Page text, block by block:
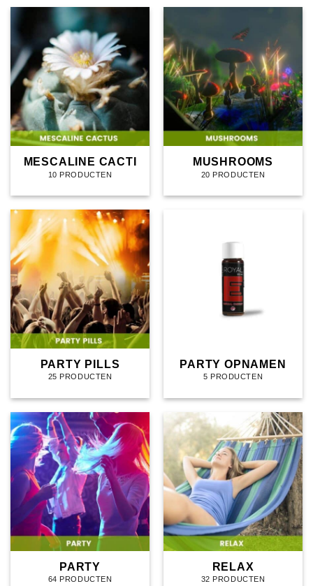
MESCALINE CACTI
10 PRODUCTEN
MUSHROOMS
20 PRODUCTEN
PARTY PILLS
25 PRODUCTEN
PARTY OPNAMEN
5 PRODUCTEN
PARTY
64 PRODUCTEN
RELAX
32 PRODUCTEN